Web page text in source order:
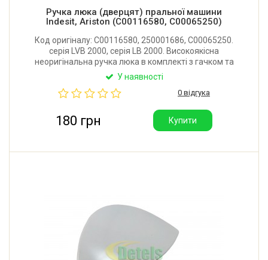
Ручка люка (дверцят) пральної машини
Indesit, Ariston (C00116580, C00065250)
Код оригіналу: C00116580, 250001686, C00065250.
серія LVB 2000, серія LB 2000. Високоякісна
неоригінальна ручка люка в комплекті з гачком та
кріпленням для пральної машини Ariston, Hotpoint-
У наявності
0 відгука
180 грн Купити